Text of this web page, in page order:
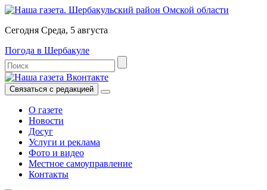
Сегодня Среда, 5 августа
Погода в Шербакуле
Связаться с редакцией
О газете
Новости
Досуг
Услуги и реклама
Фото и видео
Местное самоуправление
Контакты